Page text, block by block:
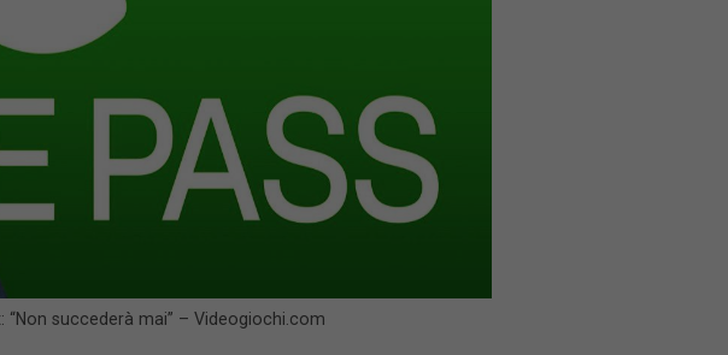
succederà mai” – Videogiochi.com